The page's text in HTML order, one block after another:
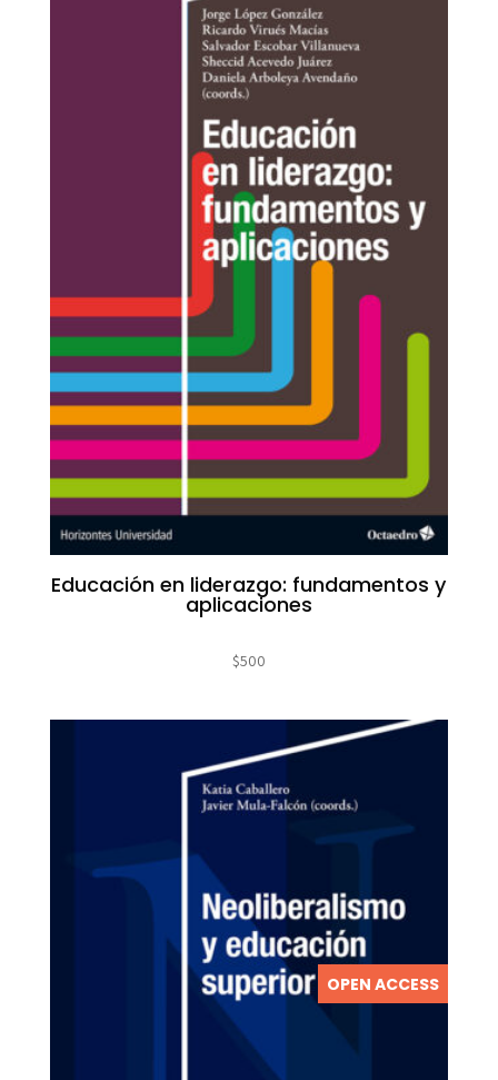
Educación en liderazgo: fundamentos y
aplicaciones
$500
OPEN ACCESS